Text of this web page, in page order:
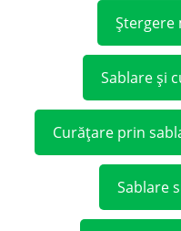
Ștergere
Sablare și
Curățare prin
Sablare